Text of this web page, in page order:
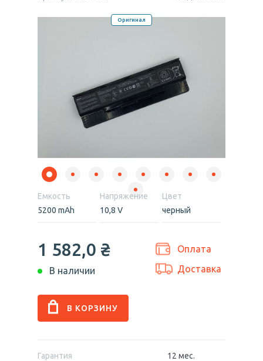
Оригинал
Емкость
5200 mAh
Напряжение
10,8 V
Цвет
черный
1 582,0 ₴
В наличии
Оплата
Доставка
Гарантия
12 мес.